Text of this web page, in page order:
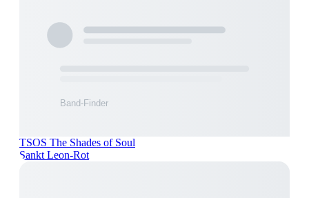
TSOS The Shades of Soul
Sankt Leon-Rot